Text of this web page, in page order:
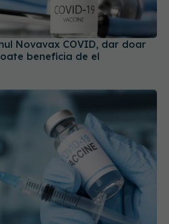
Novavax COVID, dar doar
beneficia de el